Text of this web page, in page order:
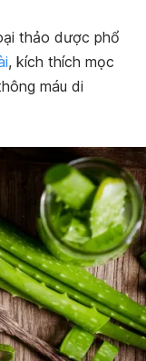
thảo dược phổ
, kích thích mọc
máu di